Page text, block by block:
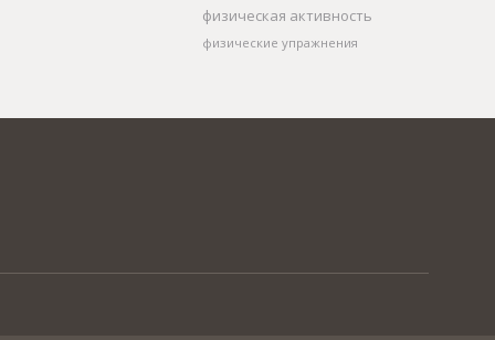
физическая активность
физические упражнения